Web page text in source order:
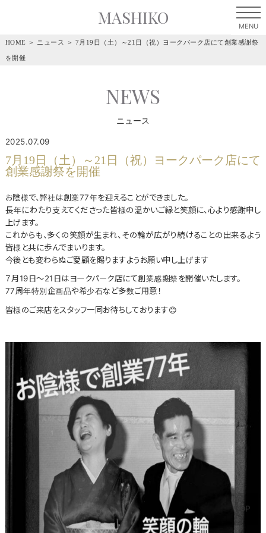
MASHIKO
HOME ＞ ニュース ＞ 7月19日（土）～21日（祝）ヨークパーク店にて創業感謝祭
を開催
NEWS
ニュース
2025.07.09
7月19日（土）～21日（祝）ヨークパーク店にて
創業感謝祭を開催
お陰様で、弊社は創業77年を迎えることができました。
長年にわたり支えてくださった皆様の温かいご縁と笑顔に、心より感謝申し
上げます。
これからも、多くの笑顔が生まれ、その輪が広がり続けることの出来るよう
皆様と共に歩んでまいります。
今後とも変わらぬご愛顧を賜りますようお願い申し上げます
７月19日～21日はヨークパーク店にて創業感謝祭を開催いたします。
77周年特別企画品や希少石など多数ご用意！
皆様のご来店をスタッフ一同お待ちしております😊
TOP